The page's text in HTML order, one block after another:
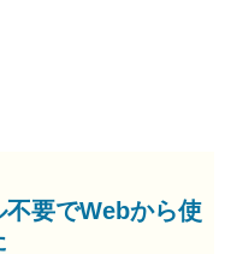
不要でWebから使